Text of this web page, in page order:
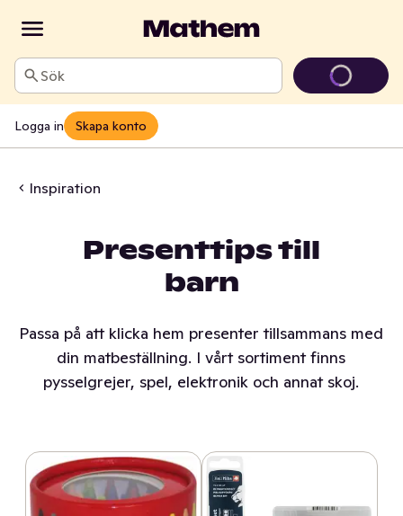
Sök
Logga in Skapa konto
Inspiration
Presenttips till
barn
Passa på att klicka hem presenter tillsammans med
din matbeställning. I vårt sortiment finns
pysselgrejer, spel, elektronik och annat skoj.